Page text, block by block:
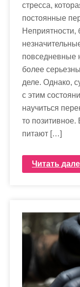
стресса,
постоянные
Неприятности,
повседневные
более
деле. Однако,
с этим
научиться
то
питают […]
Читать